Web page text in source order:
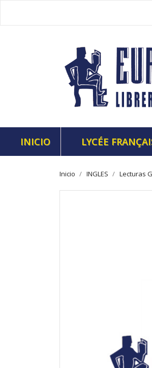
INICIO LYCÉE
Inicio INGLES Lecturas